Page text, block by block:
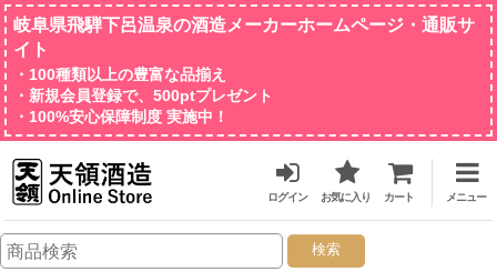
岐阜県飛騨下呂温泉の酒造メーカーホームページ・通販サ
イト
・100種類以上の豊富な品揃え
・新規会員登録で、500ptプレゼント
・100%安心保障制度 実施中！
ログイン お気に入り カート メニュー
検索